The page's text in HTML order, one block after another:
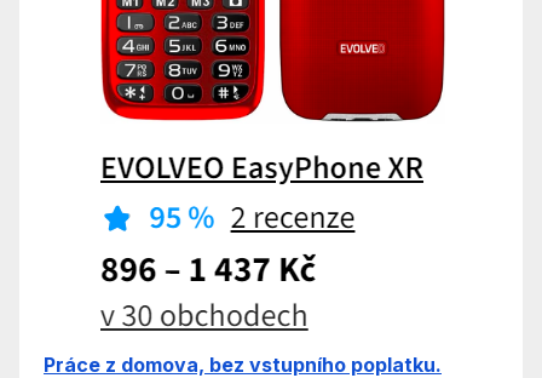
Práce z domova, bez vstupního poplatku.